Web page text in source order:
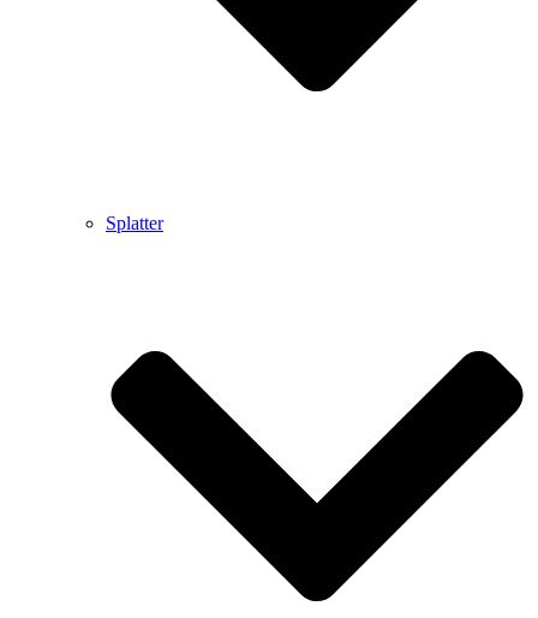
Splatter